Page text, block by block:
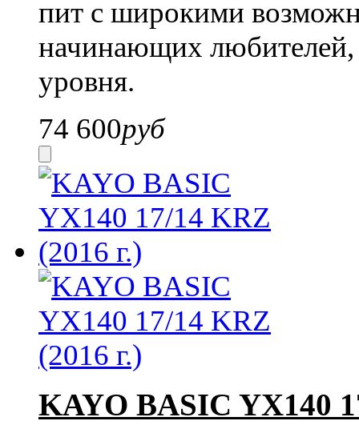
пит с широкими
начинающих любителей,
уровня.
74 600руб
KAYO BASIC YX140